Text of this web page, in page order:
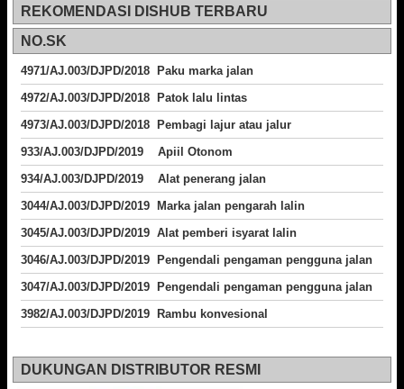
REKOMENDASI DISHUB TERBARU
NO.SK
4971/AJ.003/DJPD/2018 Paku marka jalan
4972/AJ.003/DJPD/2018 Patok lalu lintas
4973/AJ.003/DJPD/2018
Pembagi lajur atau jalur
933/AJ.003/DJPD/2019 Apiil Otonom
934/AJ.003/DJPD/2019 Alat penerang jalan
3044/AJ.003/DJPD/2019 Marka jalan pengarah lalin
3045/AJ.003/DJPD/2019 Alat pemberi isyarat lalin
3046/AJ.003/DJPD/2019 Pengendali pengaman pengguna jalan
3047/AJ.003/DJPD/2019 Pengendali pengaman pengguna jalan
3982/AJ.003/DJPD/2019 Rambu konvesional
DUKUNGAN DISTRIBUTOR RESMI